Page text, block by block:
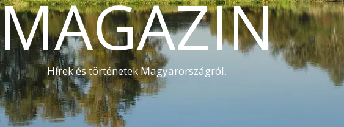
MAGAZIN
Hírek és történetek Magyarországról.